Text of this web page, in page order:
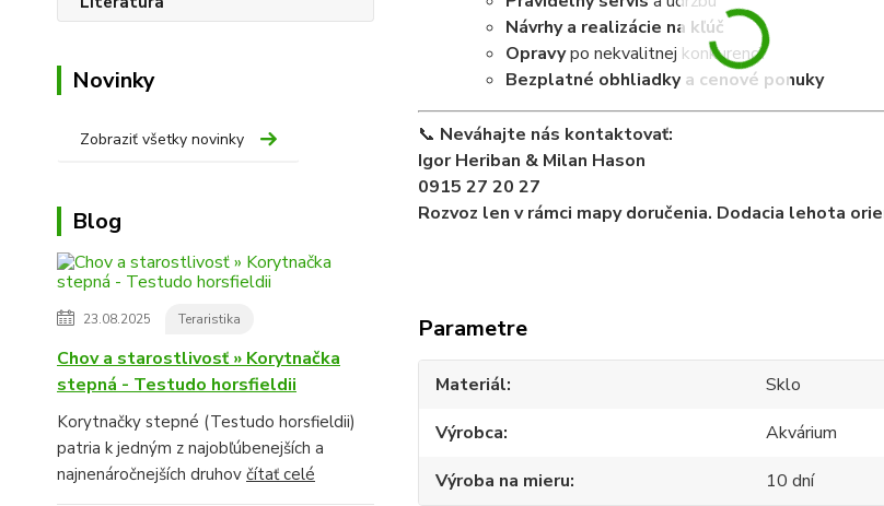
Novinky
Zobraziť všetky novinky
Blog
23.08.2025 Teraristika
Chov a starostlivosť » Korytnačka
stepná - Testudo horsfieldii
Korytnačky stepné (Testudo horsfieldii)
patria k jedným z najobľúbenejších a
najnenáročnejších druhov čítať celé
Návrhy a realizácie na kľúč
Opravypo nekvalitnej konkurencii
Bezplatné obhliadky a cenové ponuky
📞 Neváhajte nás kontaktovať:
Igor Heriban & Milan Hason
0915 27 20 27
Rozvoz len v rámci mapy doručenia. Dodacia lehota
Parametre
Materiál
Sklo
Výrobca
Akvárium
Výroba na mieru
10 dní